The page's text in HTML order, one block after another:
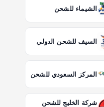
الشيماء للشحن
السيف للشحن الدولي
المركز السعودي للشحن
شركة الخليج للشحن